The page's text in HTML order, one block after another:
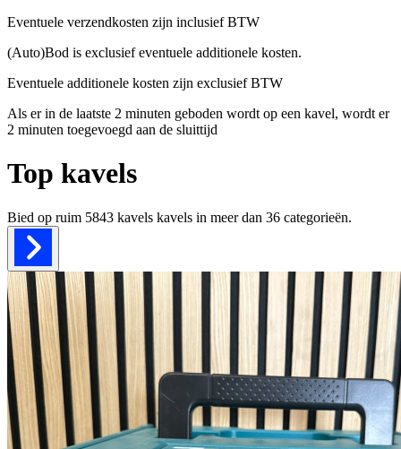
Eventuele verzendkosten zijn inclusief BTW
(Auto)Bod is exclusief eventuele additionele kosten.
Eventuele additionele kosten zijn exclusief BTW
Als er in de laatste 2 minuten geboden wordt op een kavel, wordt er
2 minuten toegevoegd aan de sluittijd
Top kavels
Bied op ruim 5843 kavels kavels in meer dan 36 categorieën.